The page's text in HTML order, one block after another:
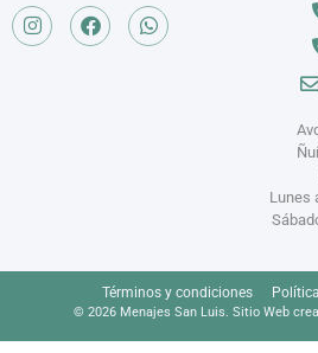
Lunes
Términos y condiciones
© 2026 Menajes San Luis. Sitio Web